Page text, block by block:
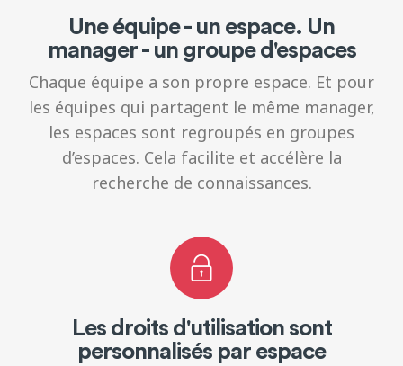
Une équipe - un espace. Un
manager - un groupe d'espaces
Chaque équipe a son propre espace. Et pour
les équipes qui partagent le même manager,
les espaces sont regroupés en groupes
d’espaces. Cela facilite et accélère la
recherche de connaissances.
Les droits d'utilisation sont
personnalisés par espace